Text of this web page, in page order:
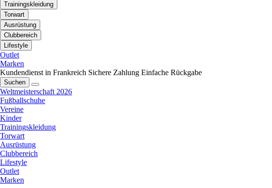
Trainingskleidung
Torwart
Ausrüstung
Clubbereich
Lifestyle
Outlet
Marken
Kundendienst in Frankreich Sichere Zahlung Einfache Rückgabe
Suchen
Weltmeisterschaft 2026
Fußballschuhe
Vereine
Kinder
Trainingskleidung
Torwart
Ausrüstung
Clubbereich
Lifestyle
Outlet
Marken